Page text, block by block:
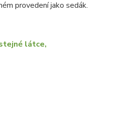
provedení jako sedák.
látce,